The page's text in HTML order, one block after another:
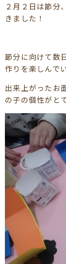
２月２日は節分
きました！
節分に向けて数
作りを楽しんで
出来上がったお
の子の個性がと